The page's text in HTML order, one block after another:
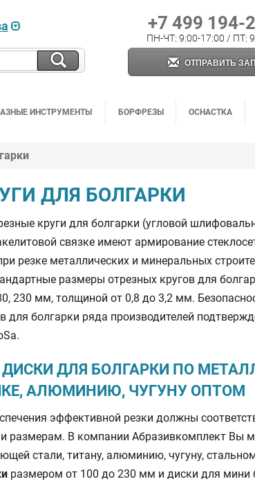
+7 499 194-
ПН-ЧТ: 9:00-17:00 / ПТ:
ОТПРАВИТЬ
ИНСТРУМЕНТЫ БОРФРЕЗЫ ОСНАСТКА
ДЛЯ БОЛГАРКИ
круги для болгарки (угловой
связке имеют армирование
резке металлических и минеральных
размеры отрезных кругов для
230 мм, толщиной от 0,8 до 3,2 мм.
для болгарки ряда производителей
ДЛЯ БОЛГАРКИ ПО
АЛЮМИНИЮ, ЧУГУНУ ОПТОМ
эффективной резки должны
размерам. В компании Абразивкомплект Вы
стали, титану, алюминию, чугуну,
размером от 100 до 230 мм и диски для мини